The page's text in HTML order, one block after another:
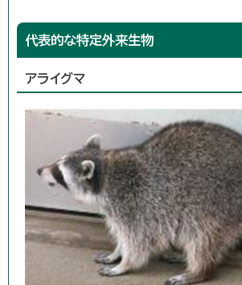
代表的な特定外来生物
アライグマ